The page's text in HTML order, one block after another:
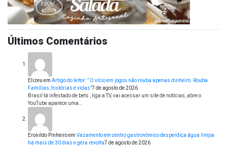
Últimos Comentários
Elizeu em Artigo do leitor: ” O vício em jogos não rouba apenas dinheiro. Rouba
Famílias, histórias e vidas”7 de agosto de 2026
Brasil tá infestado de bets , liga a TV, vai acessar um site de notícias, abre o
YouTube aparece uma…
Eronildo Pinheiroem Vazamento em centro gastronômico desperdiça água limpa
há mais de 30 dias e gera revolta7 de agosto de 2026